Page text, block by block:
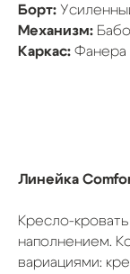
Борт:
Механизм:
Каркас: Фанера
Линейка
Кресло-
наполнением.
вариациями: